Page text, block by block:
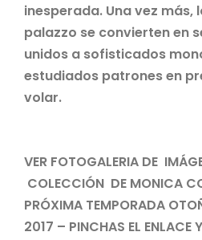
inesperada. Una vez más,
palazzo se convierten en
unidos a sofisticados
estudiados patrones en
volar.
VER FOTOGALERIA DE
COLECCIÓN DE MONICA
PRÓXIMA TEMPORADA
2017 – PINCHAS EL ENLACE